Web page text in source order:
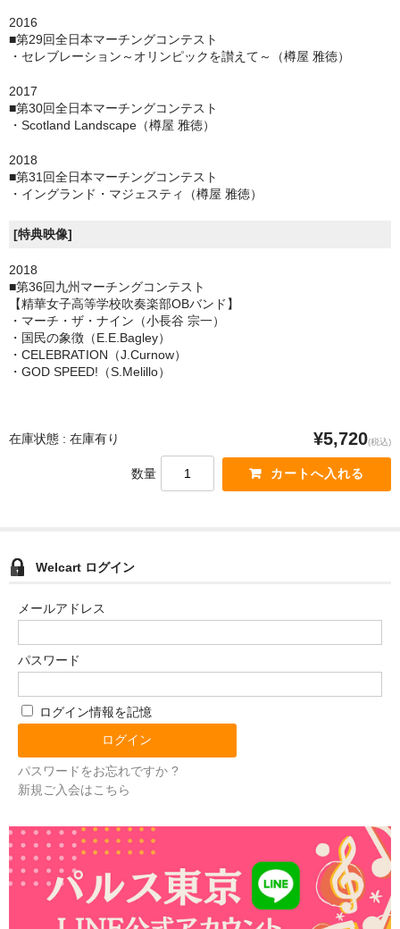
2016
■第29回全日本マーチングコンテスト
・セレブレーション～オリンピックを讃えて～（樽屋 雅徳）
2017
■第30回全日本マーチングコンテスト
・Scotland Landscape（樽屋 雅徳）
2018
■第31回全日本マーチングコンテスト
・イングランド・マジェスティ（樽屋 雅徳）
[特典映像]
2018
■第36回九州マーチングコンテスト
【精華女子高等学校吹奏楽部OBバンド】
・マーチ・ザ・ナイン（小長谷 宗一）
・国民の象徴（E.E.Bagley）
・CELEBRATION（J.Curnow）
・GOD SPEED!（S.Melillo）
在庫状態 : 在庫有り ¥5,720(税込)
数量
Welcart ログイン
メールアドレス
パスワード
ログイン情報を記憶
パスワードをお忘れですか ?
新規ご入会はこちら